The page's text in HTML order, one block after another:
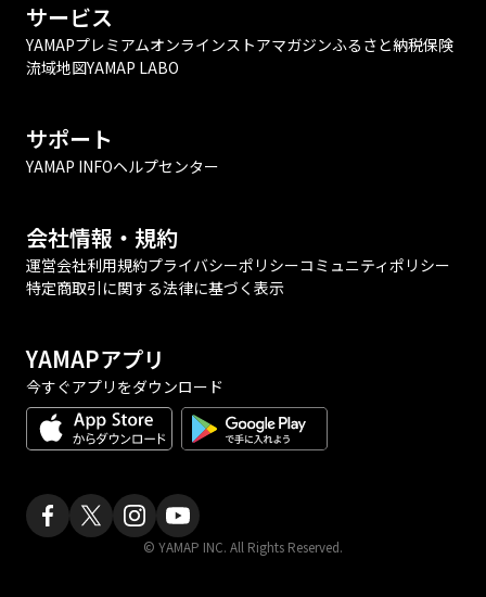
サービス
YAMAPプレミアムオンラインストアマガジンふるさと納税保険
流域地図YAMAP LABO
サポート
YAMAP INFOヘルプセンター
会社情報・規約
運営会社利用規約プライバシーポリシーコミュニティポリシー
特定商取引に関する法律に基づく表示
YAMAPアプリ
今すぐアプリをダウンロード
© YAMAP INC. All Rights Reserved.